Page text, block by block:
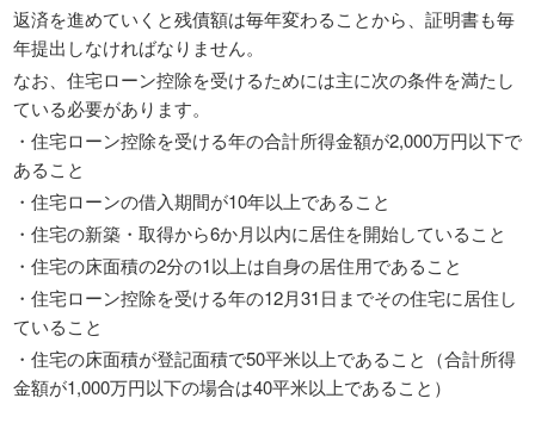
返済を進めていくと残債額は毎年変わることから、証明書も毎
年提出しなければなりません。
なお、住宅ローン控除を受けるためには主に次の条件を満たし
ている必要があります。
・住宅ローン控除を受ける年の合計所得金額が2,000万円以下で
あること
・住宅ローンの借入期間が10年以上であること
・住宅の新築・取得から6か月以内に居住を開始していること
・住宅の床面積の2分の1以上は自身の居住用であること
・住宅ローン控除を受ける年の12月31日までその住宅に居住し
ていること
・住宅の床面積が登記面積で50平米以上であること（合計所得
金額が1,000万円以下の場合は40平米以上であること）